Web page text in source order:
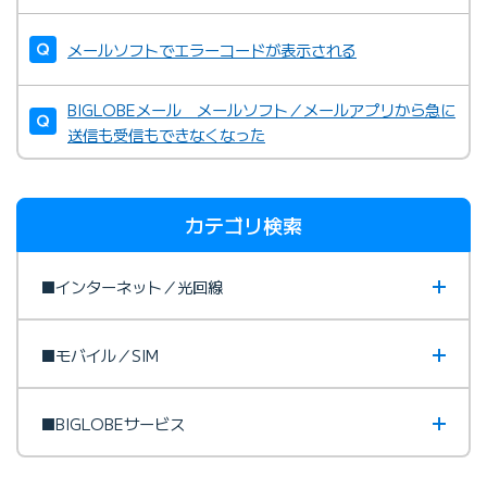
メールソフトでエラーコードが表示される
BIGLOBEメール メールソフト／メールアプリから急に
送信も受信もできなくなった
カテゴリ検索
■インターネット／光回線
■モバイル／SIM
■BIGLOBEサービス